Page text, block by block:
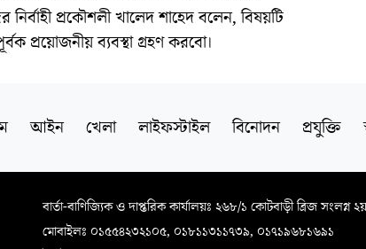
প্রকৌশলী খালেদ শাহেদ বলেন, বিষয়টি
প্রয়োজনীয় ব্যবস্থা গ্রহণ করবো।
আইন খেলা লাইফস্টাইল বিনোদন প্রযুক্তি
বার্তা-বাণিজ্যিক ও দাপ্তরিক কার্যালয়ঃ ২৬৮/১ কোটবাড়ী ব্রিজ
মোবাইলঃ ০১৫৫৪২৩২১০৫, ০১৮১১৩১১৭৩৯, ০১৭১৯৬৮১৬৯১